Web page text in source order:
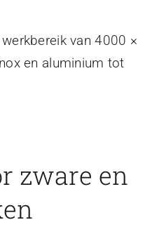
van 4000 ×
en aluminium tot
zware en